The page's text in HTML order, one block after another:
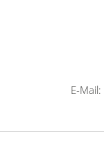
E-Mail: